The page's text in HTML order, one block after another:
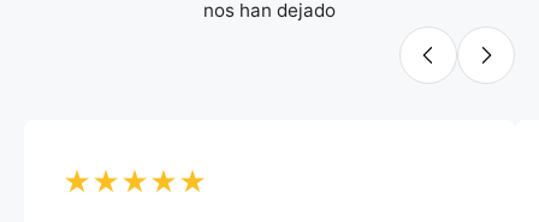
nos han dejado
★★★★★